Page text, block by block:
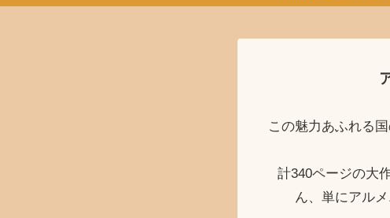
この魅力あふれる
計340ページの大
ん、単にアル